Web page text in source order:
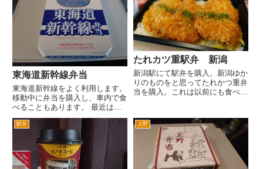
東海道新幹線弁当
東海道新幹線をよく利用します。
移動中に弁当を購入し、車内で食
べることもあります。 最近は駅
弁の種類もかなり豊富で、特に東
京駅では、全国の駅弁を購入する
ことができる場合もあります。
その中でも東海道新幹線利用者に
は原点でもある東海道新幹線弁
当...
たれカツ重駅弁 新潟
新潟駅にて駅弁を購入。新潟ゆか
りのものをと思ってたれかつ重弁
当を購入。これは以前にも食べた
が新潟のローカルフードとは知り
ませんでした。市内には、たれカ
ツがメニューにあるお店も多い
駅弁 上野